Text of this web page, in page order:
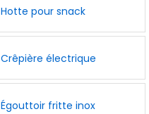
Hotte pour snack
Crêpière électrique
Égouttoir fritte inox